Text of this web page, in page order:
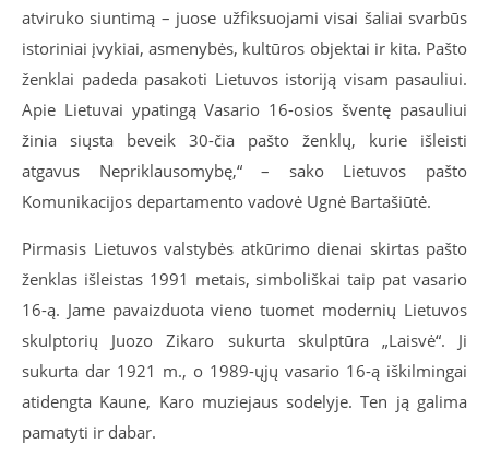
atviruko siuntimą – juose užfiksuojami visai šaliai svarbūs
istoriniai įvykiai, asmenybės, kultūros objektai ir kita. Pašto
ženklai padeda pasakoti Lietuvos istoriją visam pasauliui.
Apie Lietuvai ypatingą Vasario 16-osios šventę pasauliui
žinia siųsta beveik 30-čia pašto ženklų, kurie išleisti
atgavus Nepriklausomybę,“ – sako Lietuvos pašto
Komunikacijos departamento vadovė Ugnė Bartašiūtė.
Pirmasis Lietuvos valstybės atkūrimo dienai skirtas pašto
ženklas išleistas 1991 metais, simboliškai taip pat vasario
16-ą. Jame pavaizduota vieno tuomet modernių Lietuvos
skulptorių Juozo Zikaro sukurta skulptūra „Laisvė“. Ji
sukurta dar 1921 m., o 1989-ųjų vasario 16-ą iškilmingai
atidengta Kaune, Karo muziejaus sodelyje. Ten ją galima
pamatyti ir dabar.